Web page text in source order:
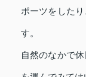
ポーツをした
す。
自然のなかで